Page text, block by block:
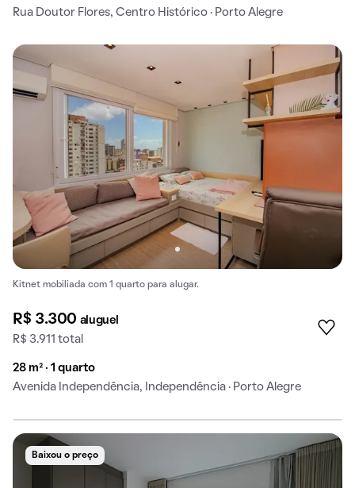
Rua Doutor Flores, Centro Histórico · Porto Alegre
Kitnet mobiliada com 1 quarto para alugar.
R$ 3.300 aluguel
R$ 3.911 total
28 m² · 1 quarto
Avenida Independência, Independência · Porto Alegre
Baixou o preço